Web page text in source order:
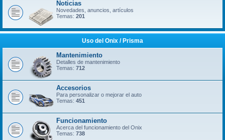
Noticias
Novedades, anuncios, artículos
Temas: 201
Uso del Onix / Prisma
Mantenimiento
Detalles de mantenimiento
Temas: 712
Accesorios
Para personalizar o mejorar el auto
Temas: 451
Funcionamiento
Acerca del funcionamiento del Onix
Temas: 738